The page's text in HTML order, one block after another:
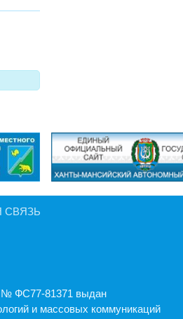
СВЯЗЬ
№ ФС77-81371 выдан
и массовых коммуникаций